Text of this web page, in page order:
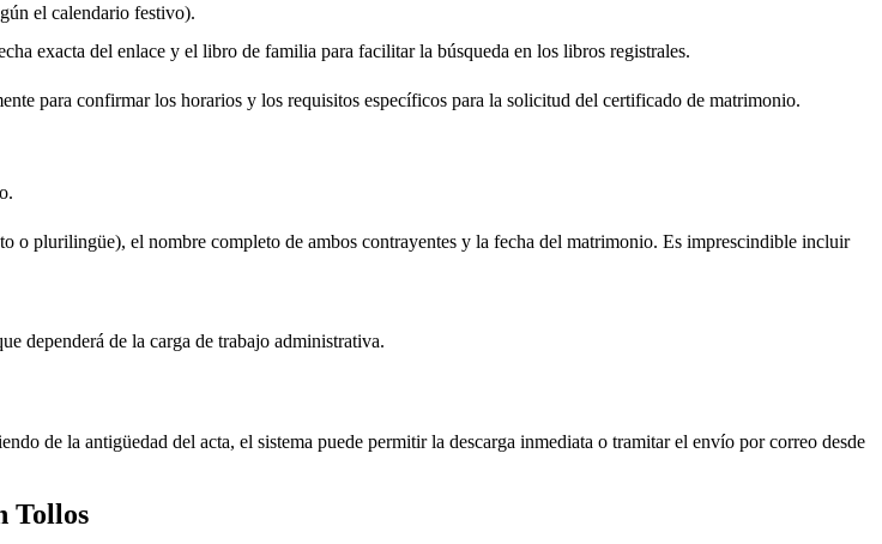
el calendario festivo).
exacta del enlace y el libro de familia para facilitar la búsqueda en los libros registrales.
para confirmar los horarios y los requisitos específicos para la solicitud del certificado de matrimonio.
o plurilingüe), el nombre completo de ambos contrayentes y la fecha del matrimonio. Es imprescindible incluir
dependerá de la carga de trabajo administrativa.
de la antigüedad del acta, el sistema puede permitir la descarga inmediata o tramitar el envío por correo desde
Tollos